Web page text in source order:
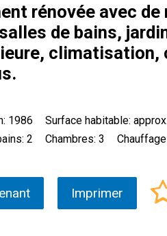
rénovée avec de
de bains,
1986 Surface habitable:
2 Chambres: 3 Chauffage
Imprimer